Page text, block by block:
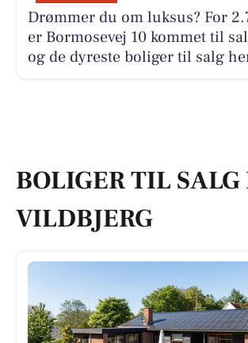
Drømmer du om luksus? For
er Bormosevej 10 kommet til
og de dyreste boliger til salg
BOLIGER TIL SALG
VILDBJERG